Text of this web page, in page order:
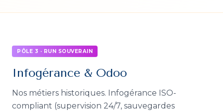
PÔLE 3 · RUN SOUVERAIN
Infogérance & Odoo
Nos métiers historiques. Infogérance ISO-
compliant (supervision 24/7, sauvegardes